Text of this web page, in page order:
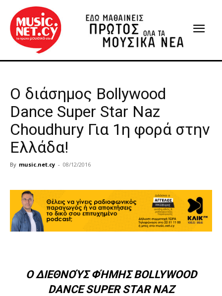
Ο διάσημος Bollywood
Dance Super Star Naz
Choudhury Για 1η φορά στην
Ελλάδα!
By music.net.cy - 08/12/2016
Ο ΔΙΕΘΝΟΎΣ ΦΉΜΗΣ BOLLYWOOD
DANCE SUPER STAR NAZ